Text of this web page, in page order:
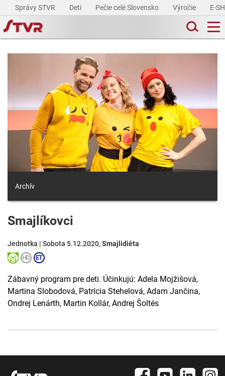
Správy STVR Deti Pečie celé Slovensko Výročie E-
Archív
Smajlíkovci
Jednotka | Sobota 5.12.2020,Smajlidiéta
Zábavný program pre deti. Účinkujú: Adela Mojžišová,
Martina Slobodová, Patrícia Stehelová, Adam Jančina,
Ondrej Lenárth, Martin Kollár, Andrej Šoltés